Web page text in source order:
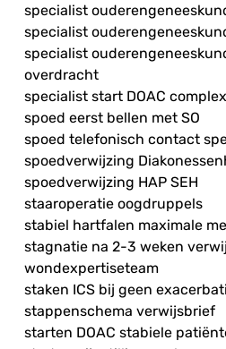
specialist
specialist
specialist
overdracht
specialist start DOAC
spoed eerst bellen met SO
spoed telefonisch contact
spoedverwijzing
spoedverwijzing HAP SEH
staaroperatie oogdruppels
stabiel hartfalen maximale
stagnatie na 2-3 weken
wondexpertiseteam
staken ICS bij geen
stappenschema verwijsbrief
starten DOAC stabiele